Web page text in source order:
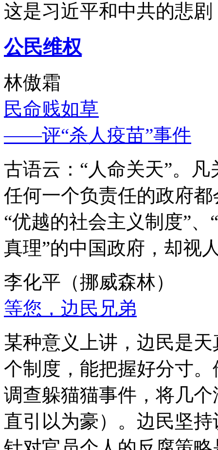
这是习近平和中共的悲
公民维权
林傲霜
民命贱如草
——评“杀人疫苗”事件
古语云：“人命关天”。
任何一个负责任的政府
“优越的社会主义制度”
真理”的中国政府，却视
李化平（挪威森林）
等您，边民兄弟
某种意义上讲，边民是
个制度，能把握好分寸
调查躲猫猫事件，将几
直引以为豪）。边民坚